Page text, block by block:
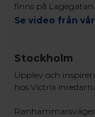
finns på
Se video från
Stockholm
Upplev och
hos Victrix